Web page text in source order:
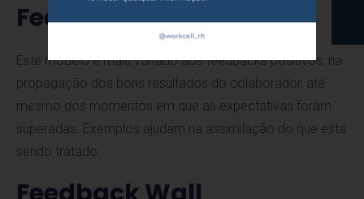
Feedback Kudos
Este modelo é mais voltado aos feedbacks positivos, na
propagação dos bons resultados do colaborador, até
mesmo dos momentos em que as expectativas foram
superadas. Exemplos ajudam na assimilação do que está
sendo tratado.